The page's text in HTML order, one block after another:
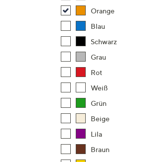
Orange
Blau
Schwarz
Grau
Rot
Weiß
Grün
Beige
Lila
Braun